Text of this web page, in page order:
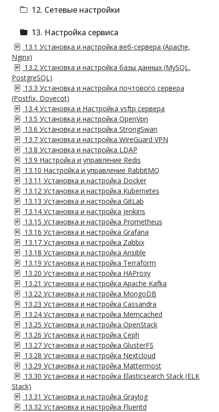
12. Сетевые настройки
13. Настройка сервиса
13.1 Установка и настройка веб-сервера (Apache,
Nginx)
13.2 Установка и настройка базы данных (MySQL,
PostgreSQL)
13.3 Установка и настройка почтового сервера
(Postfix, Dovecot)
13.4 Установка и Настройка vsftp сервера
13.5 Установка и настройка OpenVpn
13.6 Установка и настройка StrongSwan
13.7 Установка и настройка WireGuard VPN
13.8 Установка и настройка LDAP
13.9 Настройка и управление Redis
13.10 Настройка и управление RabbitMQ
13.11 Установка и настройка Docker
13.12 Установка и настройка Kubernetes
13.13 Установка и настройка GitLab
13.14 Установка и настройка Jenkins
13.15 Установка и настройка Prometheus
13.16 Установка и настройка Grafana
13.17 Установка и настройка Zabbix
13.18 Установка и настройка Ansible
13.19 Установка и настройка Terraform
13.20 Установка и настройка HAProxy
13.21 Установка и настройка Apache Kafka
13.22 Установка и настройка MongoDB
13.23 Установка и настройка Cassandra
13.24 Установка и настройка Memcached
13.25 Установка и настройка OpenStack
13.26 Установка и настройка Ceph
13.27 Установка и настройка GlusterFS
13.28 Установка и настройка Nextcloud
13.29 Установка и настройка Mattermost
13.30 Установка и настройка Elasticsearch Stack (ELK
Stack)
13.31 Установка и настройка Graylog
13.32 Установка и настройка Fluentd